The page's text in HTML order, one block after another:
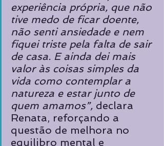
experiência própria, que não
tive medo de ficar doente,
não senti ansiedade e nem
fiquei triste pela falta de sair
de casa. E ainda dei mais
valor às coisas simples da
vida como contemplar a
natureza e estar junto de
quem amamos”, declara
Renata, reforçando a
questão de melhora no
equilibro mental e